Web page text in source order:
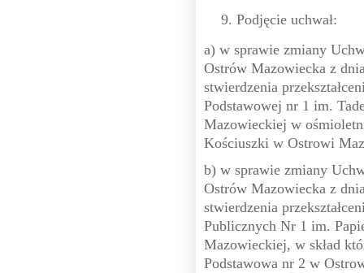
Podjęcie uchwał:
a) w sprawie zmiany
Ostrów Mazowiecka z
stwierdzenia
Podstawowej nr 1 im.
Mazowieckiej w
Kościuszki w Ostrowi
b) w sprawie zmiany
Ostrów Mazowiecka z
stwierdzenia
Publicznych Nr 1 im.
Mazowieckiej, w skład
Podstawowa nr 2 w